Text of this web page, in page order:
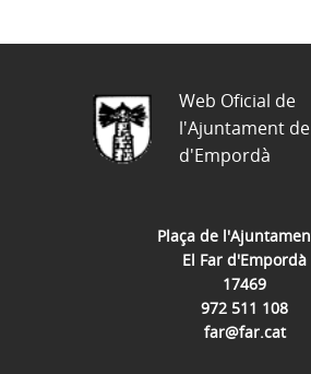
Plaça de
El Far d'Empordà
17469
972 511 108
far@far.cat
Web Oficial de
l'Ajuntament de
d'Empordà